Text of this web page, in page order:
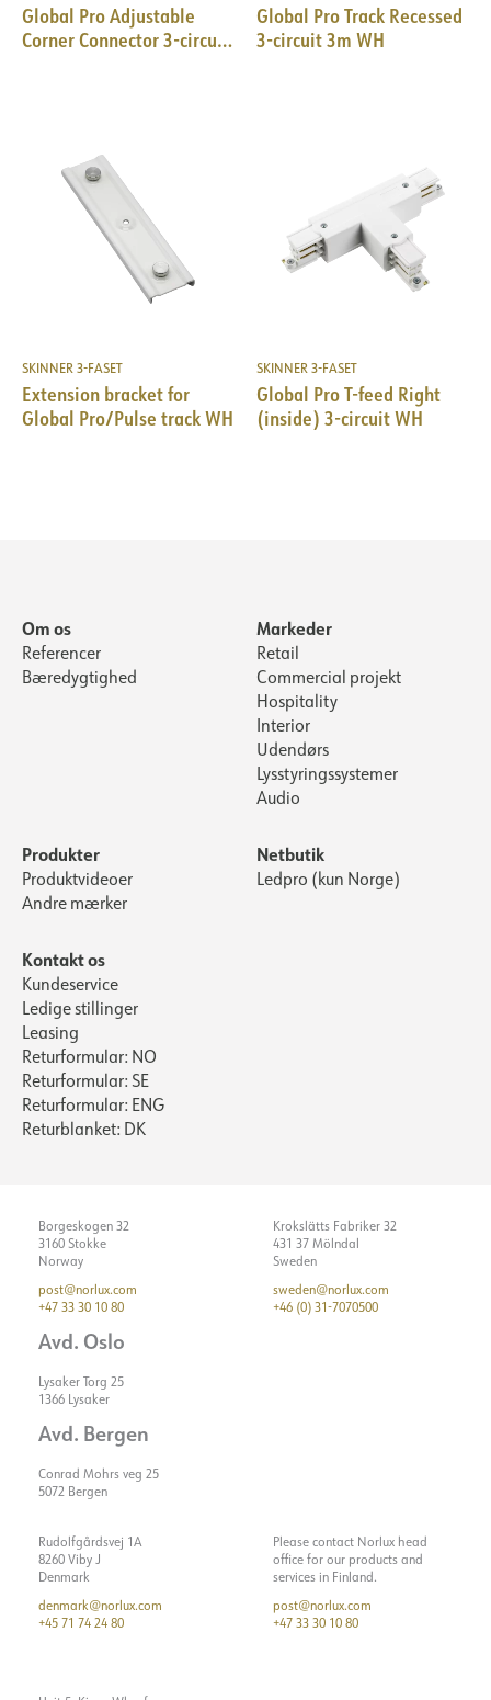
Global Pro Adjustable
Corner Connector 3-circuit
Global Pro Track Recessed
3-circuit 3m WH
SKINNER 3-FASET
Extension bracket for
Global Pro/Pulse track WH
SKINNER 3-FASET
Global Pro T-feed Right
(inside) 3-circuit WH
Om os
Referencer
Bæredygtighed
Markeder
Retail
Commercial projekt
Hospitality
Interior
Udendørs
Lysstyringssystemer
Audio
Produkter
Produktvideoer
Andre mærker
Netbutik
Ledpro (kun Norge)
Kontakt os
Kundeservice
Ledige stillinger
Leasing
Returformular: NO
Returformular: SE
Returformular: ENG
Returblanket: DK
Borgeskogen 32
3160 Stokke
Norway
post@norlux.com
+47 33 30 10 80
Avd. Oslo
Lysaker Torg 25
1366 Lysaker
Avd. Bergen
Conrad Mohrs veg 25
5072 Bergen
Krokslätts Fabriker 32
431 37 Mölndal
Sweden
sweden@norlux.com
+46 (0) 31-7070500
Rudolfgårdsvej 1A
8260 Viby J
Denmark
denmark@norlux.com
+45 71 74 24 80
Please contact Norlux head
office for our products and
services in Finland.
post@norlux.com
+47 33 30 10 80